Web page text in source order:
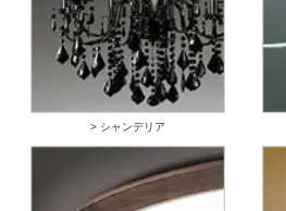
> シャンデリア